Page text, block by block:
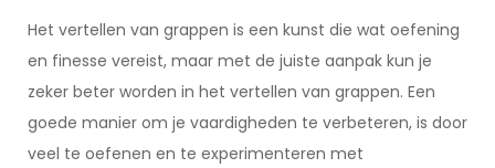
Het vertellen van grappen is een kunst die wat oefening
en finesse vereist, maar met de juiste aanpak kun je
zeker beter worden in het vertellen van grappen. Een
goede manier om je vaardigheden te verbeteren, is door
veel te oefenen en te experimenteren met